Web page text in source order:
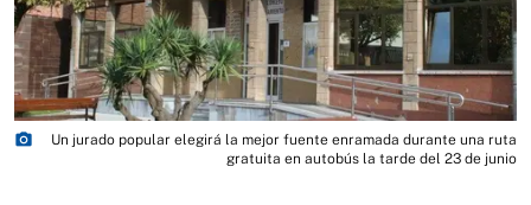
photo_camera
Un jurado popular elegirá la mejor fuente enramada durante una ruta
gratuita en autobús la tarde del 23 de junio